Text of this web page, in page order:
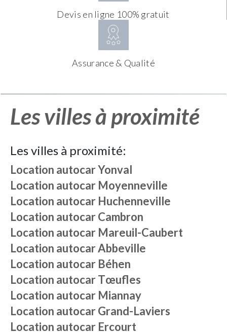
Devis en ligne 100% gratuit
Assurance & Qualité
Les villes à proximité
Les villes à proximité:
Location autocarYonval
Location autocar Moyenneville
Location autocar Huchenneville
Location autocarCambron
Location autocar Mareuil-Caubert
Location autocarAbbeville
Location autocar Béhen
Location autocarTœufles
Location autocar Miannay
Location autocarGrand-Laviers
Location autocar Ercourt